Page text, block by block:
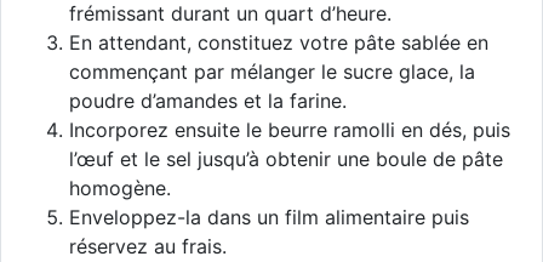
frémissant durant un quart d’heure.
En attendant, constituez votre pâte sablée en
commençant par mélanger le sucre glace, la
poudre d’amandes et la farine.
Incorporez ensuite le beurre ramolli en dés, puis
l’œuf et le sel jusqu’à obtenir une boule de pâte
homogène.
Enveloppez-la dans un film alimentaire puis
réservez au frais.